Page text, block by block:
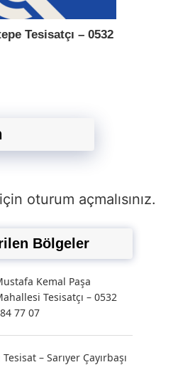
Tesisatçı – 0532
oturum açmalısınız.
Bölgeler
Kemal Paşa
Tesisatçı – 0532
77 07
– Sarıyer Çayırbaşı